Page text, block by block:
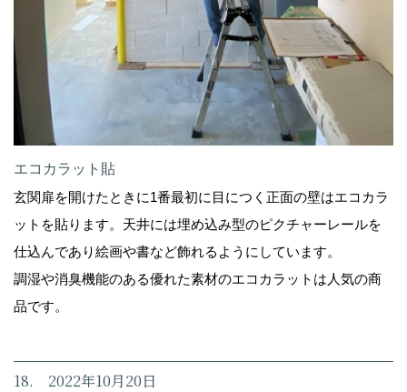
エコカラット貼
玄関扉を開けたときに1番最初に目につく正面の壁はエコカラ
ットを貼ります。天井には埋め込み型のピクチャーレールを
仕込んであり絵画や書など飾れるようにしています。
調湿や消臭機能のある優れた素材のエコカラットは人気の商
品です。
18. 2022年10月20日